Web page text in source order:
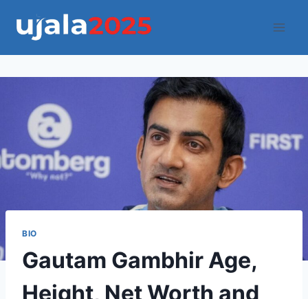
BIO
Gautam Gambhir Age,
Height, Net Worth and